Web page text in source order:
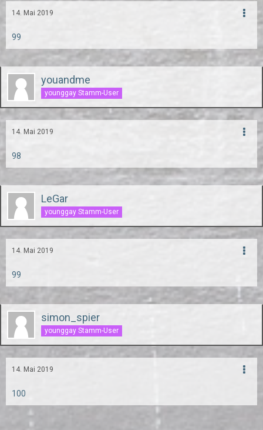
14. Mai 2019
99
youandme
younggay Stamm-User
14. Mai 2019
98
LeGar
younggay Stamm-User
14. Mai 2019
99
simon_spier
younggay Stamm-User
14. Mai 2019
100